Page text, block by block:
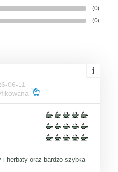
(0)
(0)
06-11
i herbaty oraz bardzo szybka